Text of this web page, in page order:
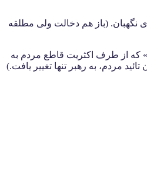
نگهبان. (باز هم دخالت ولی مطلقه
که از طرف اکثریت قاطع مردم به
مردم، به رهبر تنها تغییر یافت.)